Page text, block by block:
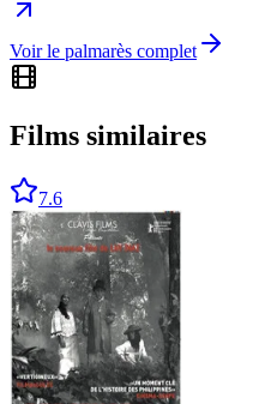
Voir le palmarès complet
Films similaires
7.6